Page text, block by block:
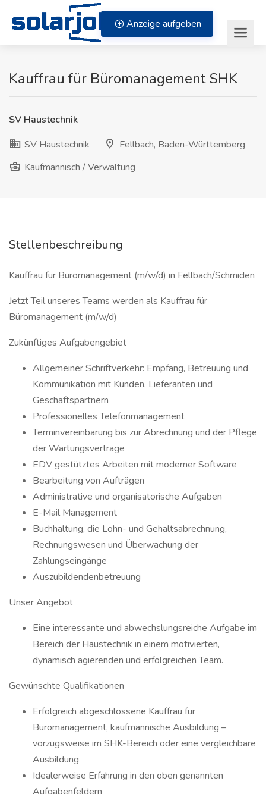
Zum Inhalt springen
Anzeige aufgeben
Kauffrau für Büromanagement SHK
SV Haustechnik
SV Haustechnik
Fellbach, Baden-Württemberg
Kaufmännisch / Verwaltung
Stellenbeschreibung
Kauffrau für Büromanagement (m/w/d) in Fellbach/Schmiden
Jetzt Teil unseres Teams werden als Kauffrau für
Büromanagement (m/w/d)
Zukünftiges Aufgabengebiet
Allgemeiner Schriftverkehr: Empfang, Betreuung und
Kommunikation mit Kunden, Lieferanten und
Geschäftspartnern
Professionelles Telefonmanagement
Terminvereinbarung bis zur Abrechnung und der Pflege
der Wartungsverträge
EDV gestütztes Arbeiten mit moderner Software
Bearbeitung von Aufträgen
Administrative und organisatorische Aufgaben
E-Mail Management
Buchhaltung, die Lohn- und Gehaltsabrechnung,
Rechnungswesen und Überwachung der
Zahlungseingänge
Auszubildendenbetreuung
Unser Angebot
Eine interessante und abwechslungsreiche Aufgabe im
Bereich der Haustechnik in einem motivierten,
dynamisch agierenden und erfolgreichen Team.
Gewünschte Qualifikationen
Erfolgreich abgeschlossene Kauffrau für
Büromanagement, kaufmännische Ausbildung –
vorzugsweise im SHK-Bereich oder eine vergleichbare
Ausbildung
Idealerweise Erfahrung in den oben genannten